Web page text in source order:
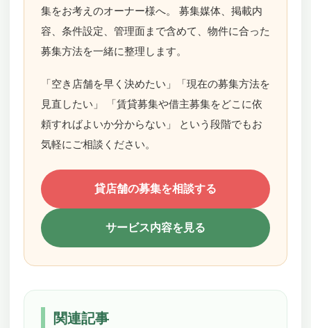
集をお考えのオーナー様へ。 募集媒体、掲載内
容、条件設定、管理面まで含めて、物件に合った
募集方法を一緒に整理します。
「空き店舗を早く決めたい」「現在の募集方法を
見直したい」 「賃貸募集や借主募集をどこに依
頼すればよいか分からない」 という段階でもお
気軽にご相談ください。
貸店舗の募集を相談する
サービス内容を見る
関連記事